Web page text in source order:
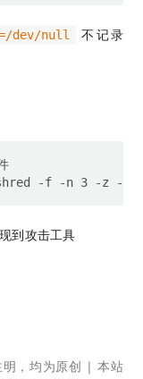
dev/null
不记录
到攻击工具
，均为原创 | 本站